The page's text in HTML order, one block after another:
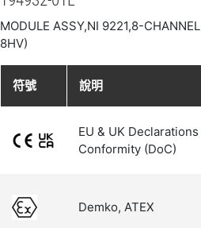
MODULE ASSY,NI 9221,8-
8HV)
符號 說明
EU & UK
Conformity (DoC)
Demko, ATEX